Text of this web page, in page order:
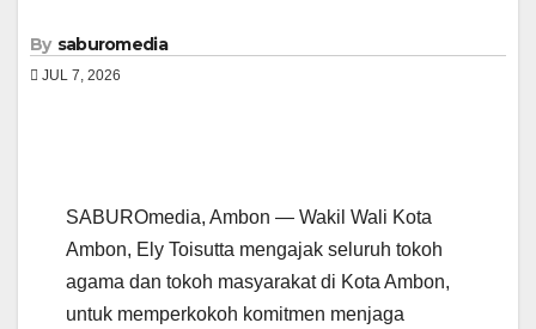
By saburomedia
JUL 7, 2026
SABUROmedia, Ambon — Wakil Wali Kota
Ambon, Ely Toisutta mengajak seluruh tokoh
agama dan tokoh masyarakat di Kota Ambon,
untuk memperkokoh komitmen menjaga